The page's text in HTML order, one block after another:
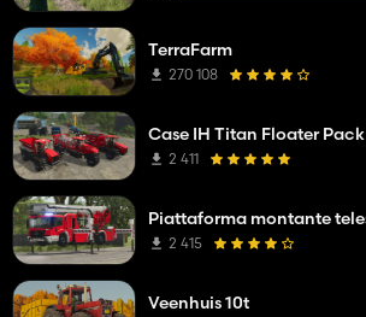
TerraFarm
270 108
Case IH Titan Floater Pack
2 411
2 415
Veenhuis 10t